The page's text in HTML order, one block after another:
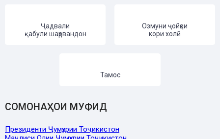
Ҷадвали
қабули шаҳрвандон
Озмуни ҷойҳои
кори холӣ
Тамос
СОМОНАҲОИ МУФИД
Президенти Ҷумҳурии Тоҷикистон